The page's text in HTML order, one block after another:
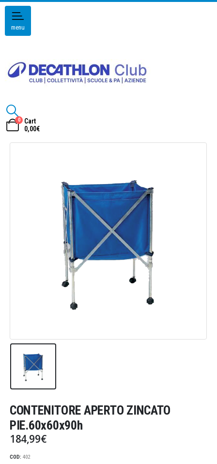
menu
0
Cart
0,00€
CONTENITORE APERTO ZINCATO
PIE.60x60x90h
184,99€
COD: 402